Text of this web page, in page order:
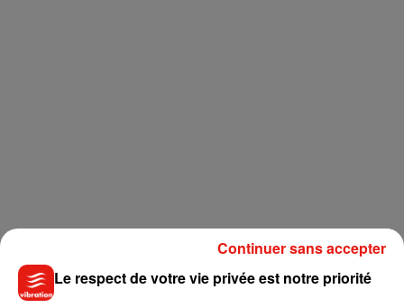
Le respect de votre vie privée est notre priorité
Continuer sans accepter